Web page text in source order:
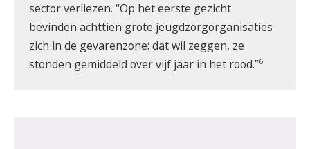
sector verliezen. “Op het eerste gezicht
bevinden achttien grote jeugdzorgorganisaties
zich in de gevarenzone: dat wil zeggen, ze
stonden gemiddeld over vijf jaar in het rood.”6